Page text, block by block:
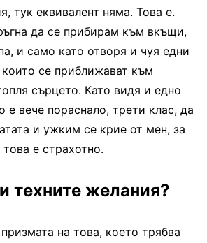
тук еквивалент няма. Това е.
да се прибирам към вкъщи,
и само като отворя и чуя едни
се приближават към
сърцето. Като видя и едно
е вече пораснало, трети клас, да
и ужким се крие от мен, за
е страхотно.
техните желания?
на това, което трябва